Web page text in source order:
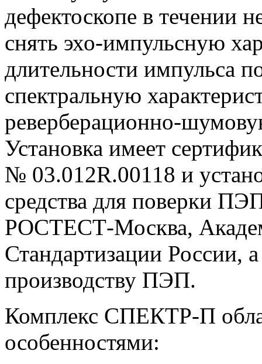
дефектоскопе в течении
снять эхо-импульсную
длительности импульса
спектральную
реверберационно-
Установка имеет
№ 03.012R.00118 и
средства для поверки
РОСТЕСТ-Москва,
Стандартизации России,
производству ПЭП.
Комплекс СПЕКТР-П
особенностями: